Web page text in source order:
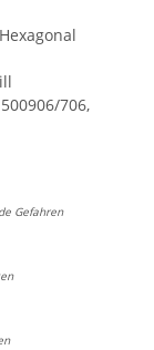
706,
Gefahren